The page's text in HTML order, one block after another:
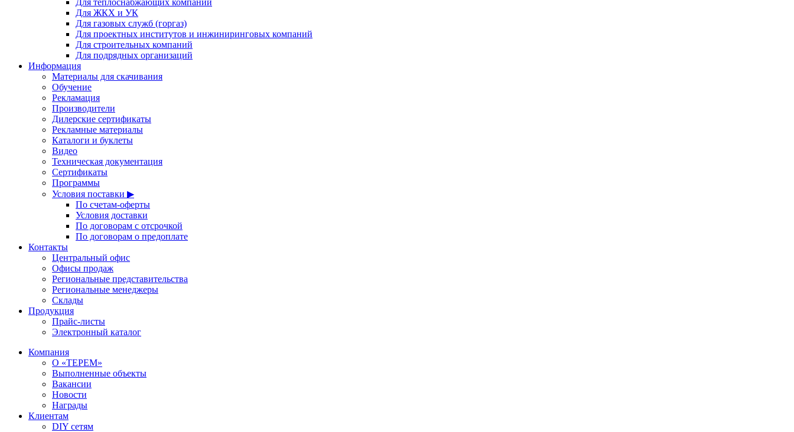
Для ЖКХ и УК
Для газовых служб (горгаз)
Для проектных институтов и инжиниринговых компаний
Для строительных компаний
Для подрядных организаций
Информация
Материалы для скачивания
Обучение
Рекламация
Производители
Дилерские сертификаты
Рекламные материалы
Каталоги и буклеты
Видео
Техническая документация
Сертификаты
Программы
Условия поставки ▶
По счетам-оферты
Условия доставки
По договорам с отсрочкой
По договорам о предоплате
Контакты
Центральный офис
Офисы продаж
Региональные представительства
Региональные менеджеры
Склады
Продукция
Прайс-листы
Электронный каталог
Компания
О «ТЕРЕМ»
Выполненные объекты
Вакансии
Новости
Награды
Клиентам
DIY сетям